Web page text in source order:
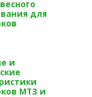
для
и
МТЗ и